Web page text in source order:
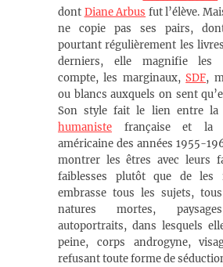
dont Diane Arbus fut l’élève.
ne copie pas ses pairs,
pourtant régulièrement les
derniers, elle magnifie les
compte, les marginaux,SDF,
ou blancs auxquels on sent
Son style fait le lien entre la
humaniste française et la
américaine des années 1955-
montrer les êtres avec leurs
faiblesses plutôt que de les
embrasse tous les sujets,
natures mortes,
autoportraits, dans lesquels
peine, corps androgyne,
refusant toute forme de